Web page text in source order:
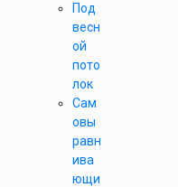
Под
весн
ой
пото
лок
Сам
овы
равн
ива
ющи